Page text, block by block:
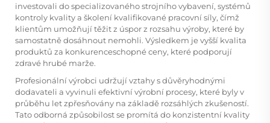
investovali do specializovaného strojního vybavení, systémů
kontroly kvality a školení kvalifikované pracovní síly, čímž
klientům umožňují těžit z úspor z rozsahu výroby, které by
samostatně dosáhnout nemohli. Výsledkem je vyšší kvalita
produktů za konkurenceschopné ceny, které podporují
zdravé hrubé marže.
Profesionální výrobci udržují vztahy s důvěryhodnými
dodavateli a vyvinuli efektivní výrobní procesy, které byly v
průběhu let zpřesňovány na základě rozsáhlých zkušeností.
Tato odborná způsobilost se promítá do konzistentní kvality